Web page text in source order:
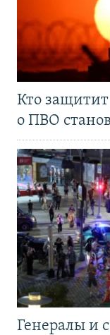
Кто защитит
о ПВО
Генералы и